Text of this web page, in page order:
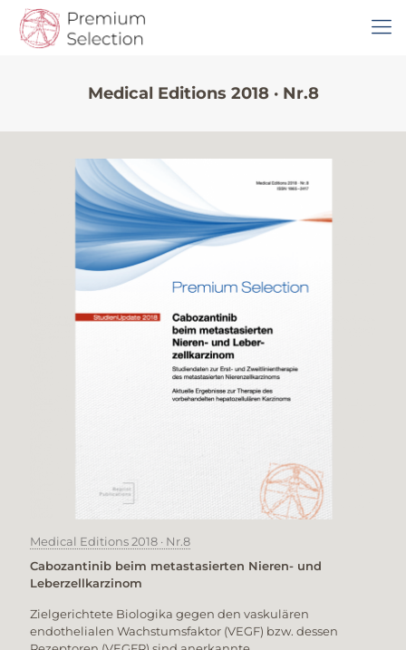
Medical Editions 2018 · Nr.8
Medical Editions 2018 · Nr.8
Cabozantinib beim metastasierten Nieren- und
Leberzellkarzinom
Zielgerichtete Biologika gegen den vaskulären
endothelialen Wachstumsfaktor (VEGF) bzw. dessen